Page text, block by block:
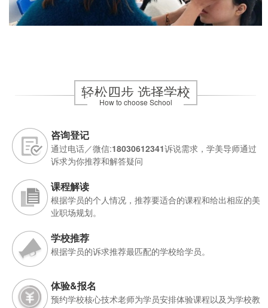
轻松四步 选择学校
How to choose School
咨询登记
通过电话／微信:18030612341诉说需求，学美导师通过
诉求为你推荐和解答疑问
课程解读
根据学员的个人情况，推荐要适合的课程和给出相应的美
业职场规划。
学校推荐
根据学员的诉求推荐最匹配的学校给学员。
体验&报名
预约学校核心技术老师为学员安排体验课程以及为学校教